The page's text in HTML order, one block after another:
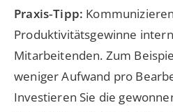
Praxis‑Tipp:
Produktivitätsgewinne
Mitarbeitenden. Zum
weniger Aufwand pro
Investieren Sie die